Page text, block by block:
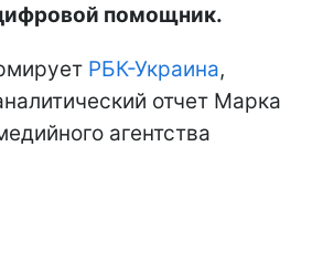
помощник.
РБК-Украина,
отчет Марка
агентства